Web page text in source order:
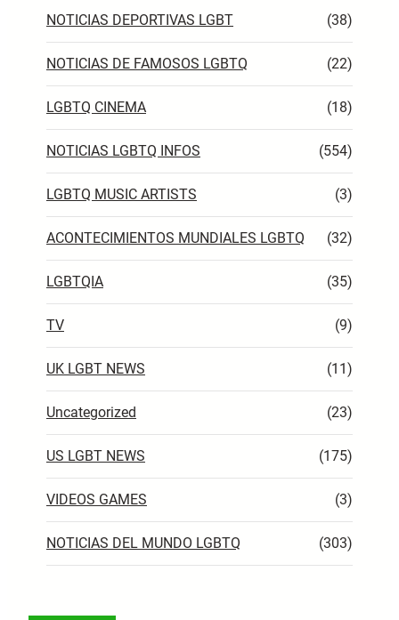
NOTICIAS DEPORTIVAS LGBT (38)
NOTICIAS DE FAMOSOS LGBTQ (22)
LGBTQ CINEMA (18)
NOTICIAS LGBTQ INFOS (554)
LGBTQ MUSIC ARTISTS (3)
ACONTECIMIENTOS MUNDIALES LGBTQ (32)
LGBTQIA (35)
TV (9)
UK LGBT NEWS (11)
Uncategorized (23)
US LGBT NEWS (175)
VIDEOS GAMES (3)
NOTICIAS DEL MUNDO LGBTQ (303)